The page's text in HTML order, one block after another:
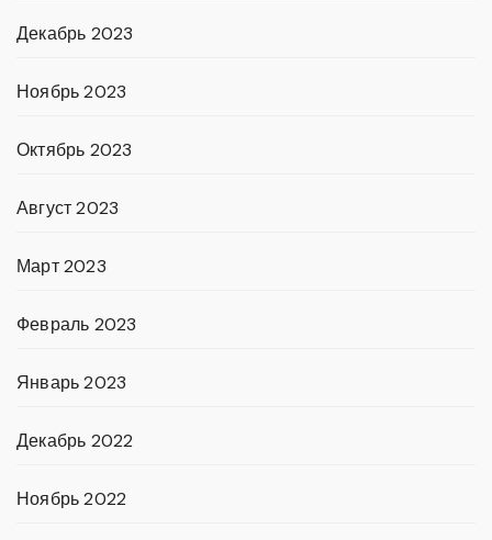
Декабрь 2023
Ноябрь 2023
Октябрь 2023
Август 2023
Март 2023
Февраль 2023
Январь 2023
Декабрь 2022
Ноябрь 2022